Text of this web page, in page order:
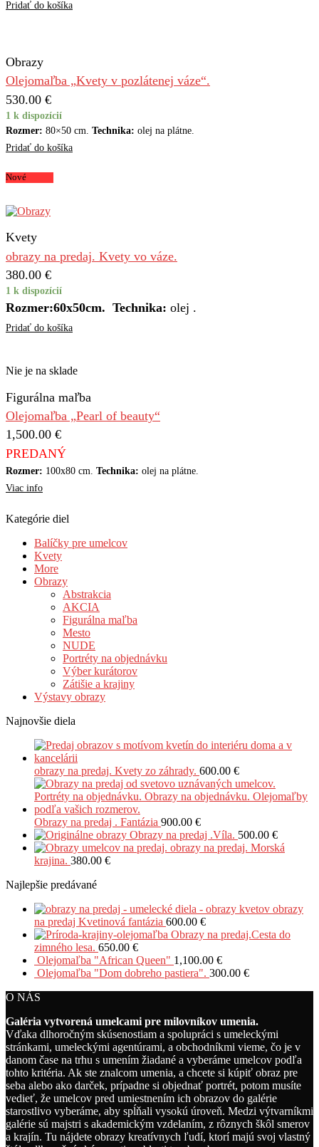
Pridať do košíka
Obrazy
Olejomaľba „Kvety v pozlátenej váze“.
530.00 €
1 k dispozícií
Rozmer: 80×50 cm. Technika: olej na plátne.
Pridať do košíka
Nové
Kvety
obrazy na predaj. Kvety vo váze.
380.00 €
1 k dispozícií
Rozmer:60х50cm. Technika: olej .
Pridať do košíka
Nie je na sklade
Figurálna maľba
Olejomaľba „Pearl of beauty“
1,500.00 €
PREDANÝ
Rozmer: 100x80 cm. Technika: olej na plátne.
Viac info
Kategórie diel
Balíčky pre umelcov
Kvety
More
Obrazy
Abstrakcia
AKCIA
Figurálna maľba
Mesto
NUDE
Portréty na objednávku
Výber kurátorov
Zátišie a krajiny
Výstavy obrazy
Najnovšie diela
obrazy na predaj. Kvety zo záhrady. 600.00 €
Obrazy na predaj . Fantázia 900.00 €
Obrazy na predaj .Víla. 500.00 €
obrazy na predaj. Morská
krajina. 380.00 €
Najlepšie predávané
obrazy
na predaj Kvetinová fantázia 600.00 €
Obrazy na predaj.Cesta do
zimného lesa. 650.00 €
Olejomaľba "African Queen" 1,100.00 €
Olejomaľba "Dom dobreho pastiera". 300.00 €
O NÁS
Galéria vytvorená umelcami pre milovníkov umenia.
Vďaka dlhoročným skúsenostiam a spolupráci s umeleckými
stránkami, umeleckými agentúrami, a obchodníkmi vieme, čo je v
danom čase na trhu s umením žiadané a vyberáme umelcov podľa
tohto kritéria. Ak ste znalcom umenia, a chcete si kúpiť obraz pre
seba alebo ako darček, prípadne si objednať portrét, potom musíte
vedieť, že umelcov pred umiestnením ich obrazov do galérie
starostlivo vyberáme, aby spĺňali vysokú úroveň. Medzi výtvarníkmi
galérie sú majstri s akademickým vzdelaním, z rôznych škôl smerov
a krajín. Tu nájdete obrazy kreatívnych ľudí, ktorí majú svoj vlastný